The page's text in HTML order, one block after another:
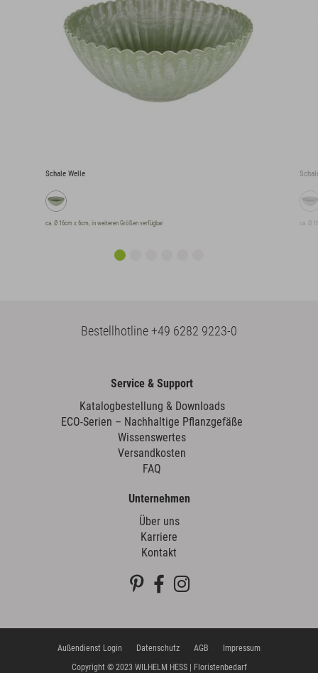
Schale Welle
ca. Ø 16cm x 6cm, in weiteren Größen verfügbar ca. Ø
Bestellhotline+49 6282 9223-0
Service & Support
Katalogbestellung & Downloads
ECO-Serien – Nachhaltige Pflanzgefäße
Wissenswertes
Versandkosten
FAQ
Unternehmen
Über uns
Karriere
Kontakt
Außendienst Login Datenschutz AGB
Impressum
Copyright © 2023 WILHELM HESS | Floristenbedarf